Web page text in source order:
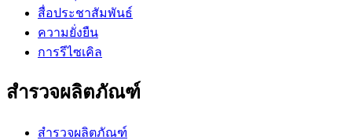
สื่อประชาสัมพันธ์
ความยั่งยืน
การรีไซเคิล
สำรวจผลิตภัณฑ์
สำรวจผลิตภัณฑ์